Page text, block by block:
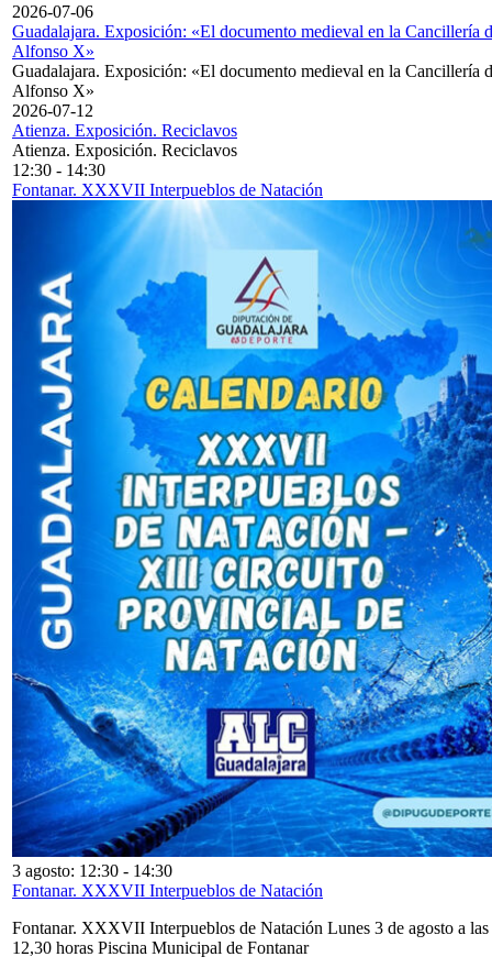
2026-07-06
Guadalajara. Exposición: «El documento medieval en la Cancillería
Alfonso X»
Guadalajara. Exposición: «El documento medieval en la Cancillería
Alfonso X»
2026-07-12
Atienza. Exposición. Reciclavos
Atienza. Exposición. Reciclavos
12:30 - 14:30
Fontanar. XXXVII Interpueblos de Natación
3 agosto: 12:30 - 14:30
Fontanar. XXXVII Interpueblos de Natación
Fontanar. XXXVII Interpueblos de Natación Lunes 3 de agosto a las
12,30 horas Piscina Municipal de Fontanar